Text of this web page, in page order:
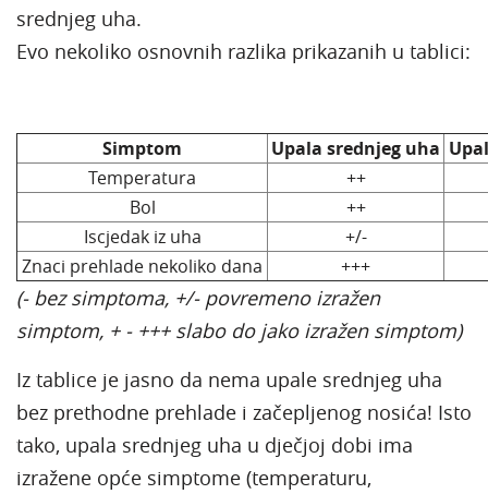
srednjeg uha.
Evo nekoliko osnovnih razlika prikazanih u tablici:
Simptom Upala srednjeg uha
Temperatura
++
Bol
++
Iscjedak iz uha
+/-
Znaci prehlade nekoliko dana
+++
(- bez simptoma, +/- povremeno izražen
simptom, + - +++ slabo do jako izražen simptom)
Iz tablice je jasno da nema upale srednjeg uha
bez prethodne prehlade i začepljenog nosića! Isto
tako, upala srednjeg uha u dječjoj dobi ima
izražene opće simptome (temperaturu,